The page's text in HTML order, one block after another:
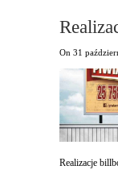
On 31
Realizacje